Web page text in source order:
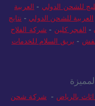
للشحن الدولي - العربية
العربية للشحن الدولي - نتايج
- الفجر كلين - شركة الفلاح
- بريق السلام للخدمات
بالرياض - شركة شحن